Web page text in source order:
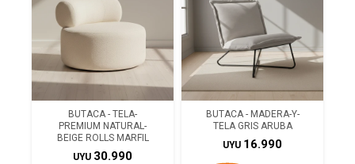
BUTACA - TELA-
PREMIUM NATURAL-
BEIGE ROLLS MARFIL
UYU 30.990
BUTACA - MADERA-Y-
TELA GRIS ARUBA
UYU 16.990